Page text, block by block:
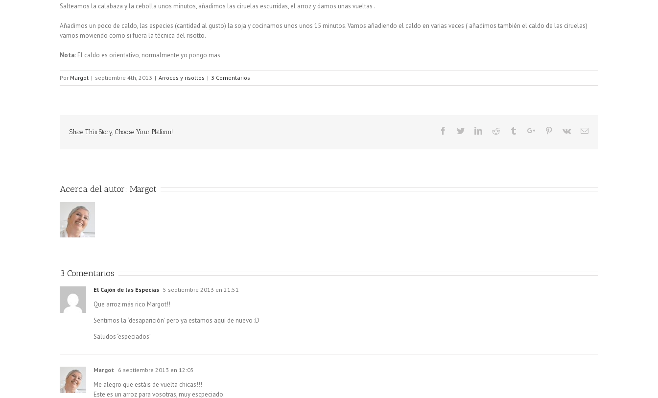
Salteamos la calabaza y la cebolla unos minutos, añadimos las ciruelas escurridas, el arroz y damos unas vueltas .
Añadimos un poco de caldo, las especies (cantidad al gusto) la soja y cocinamos unos unos 15 minutos. Vamos añadiendo el caldo en varias veces ( añadimos también el caldo de las ciruelas)
vamos moviendo como si fuera la técnica del risotto.
Nota: El caldo es orientativo, normalmente yo pongo mas
Por Margot | septiembre 4th, 2013 | Arroces y risottos | 3 Comentarios
Share This Story, Choose Your Platform!
Acerca del autor: Margot
3 Comentarios
El Cajón de las Especias 5 septiembre 2013 en 21:51
Que arroz más rico Margot!!
Sentimos la ‘desaparición’ pero ya estamos aquí de nuevo :D
Saludos ‘especiados’
Margot 6 septiembre 2013 en 12:05
Me alegro que estáis de vuelta chicas!!!
Este es un arroz para vosotras, muy escpeciado.